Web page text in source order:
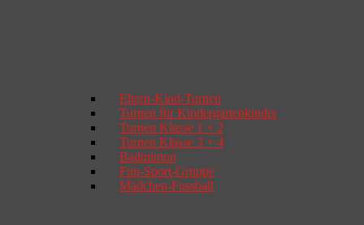
Eltern-Kind-Turnen
Turnen für Kindergartenkinder
Turnen Klasse 1 + 2
Turnen Klasse 3 + 4
Badminton
Fun-Sport-Gruppe
Mädchen-Fussball